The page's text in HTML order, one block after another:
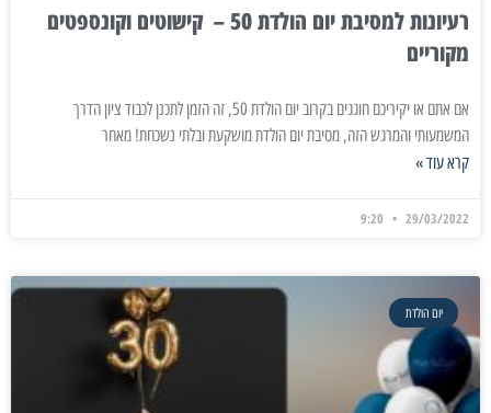
רעיונות למסיבת יום הולדת 50 – קישוטים וקונספטים
מקוריים
אם אתם או יקיריכם חוגגים בקרוב יום הולדת 50, זה הזמן לתכנן לכבוד ציון הדרך
המשמעותי והמרגש הזה, מסיבת יום הולדת מושקעת ובלתי נשכחת! מאחר
קרא עוד »
29/03/2022
יום הולדת